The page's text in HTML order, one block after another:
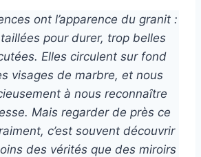
ont l’apparence du granit :
pour durer, trop belles
Elles circulent sur fond
visages de marbre, et nous
à nous reconnaître
Mais regarder de près ce
c’est souvent découvrir
des vérités que des miroirs